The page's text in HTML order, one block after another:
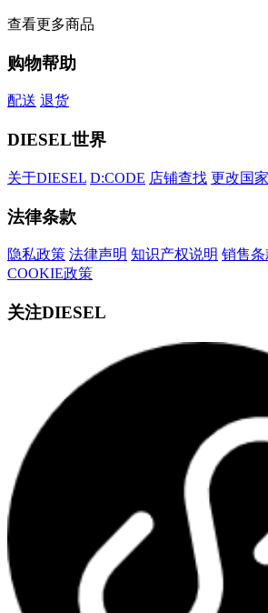
查看更多商品
购物帮助
配送 退货
DIESEL世界
关于DIESEL D:CODE 店铺查找 更改国家
法律条款
隐私政策 法律声明 知识产权说明 销售
COOKIE政策
关注DIESEL